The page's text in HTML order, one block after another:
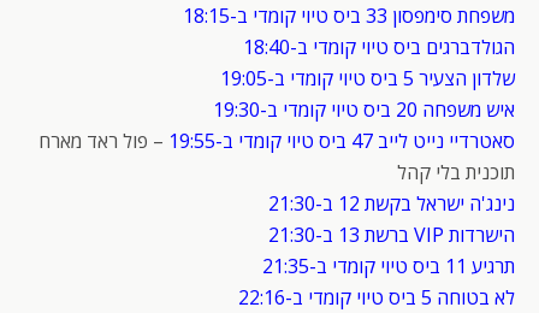
משפחת סימפסון 33 ביס טיוי קומדי ב-18:15
הגולדברגים ביס טיוי קומדי ב-18:40
שלדון הצעיר 5 ביס טיוי קומדי ב-19:05
איש משפחה 20 ביס טיוי קומדי ב-19:30
סאטרדיי נייט לייב 47 ביס טיוי קומדי ב-19:55
– פול ראד מארח
תוכנית בלי קהל
נינג'ה ישראל בקשת 12 ב-21:30
הישרדות VIP ברשת 13 ב-21:30
תרגיע 11 ביס טיוי קומדי ב-21:35
לא בטוחה 5 ביס טיוי קומדי ב-22:16